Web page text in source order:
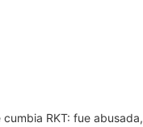
RKT: fue abusada,